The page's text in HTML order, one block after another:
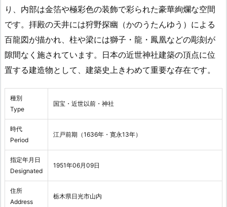
り、内部は金箔や極彩色の装飾で彩られた豪華絢爛な空間
です。拝殿の天井には狩野探幽（かのうたんゆう）による
百龍図が描かれ、柱や梁には獅子・龍・鳳凰などの彫刻が
隙間なく施されています。日本の近世神社建築の頂点に位
置する建造物として、建築史上きわめて重要な存在です。
種別
Type
国宝・近世以前・神社
時代
Period
江戸前期（1636年・寛永13年）
指定年月日
Designated
1951年06月09日
住所
Address
栃木県日光市山内